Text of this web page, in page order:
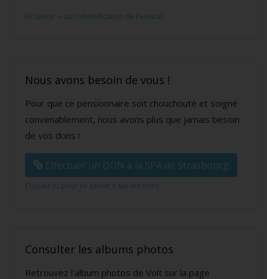
En savoir + sur l'identification de l'animal.
Nous avons besoin de vous !
Pour que ce pensionnaire soit chouchouté et soigné
convenablement, nous avons plus que jamais besoin
de vos dons !
Effectuer un DON à la SPA de Strasbourg
Cliquez ici pour en savoir + sur les dons
Consulter les albums photos
Retrouvez l'album photos de Volt sur la page